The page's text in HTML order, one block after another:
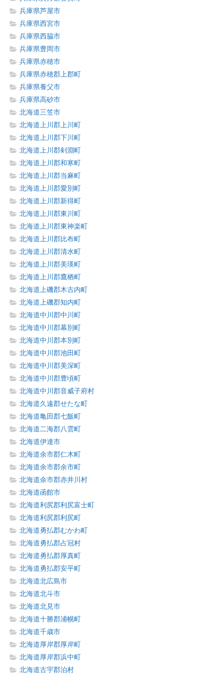
兵庫県芦屋市
兵庫県西宮市
兵庫県西脇市
兵庫県豊岡市
兵庫県赤穂市
兵庫県赤穂郡上郡町
兵庫県養父市
兵庫県高砂市
北海道三笠市
北海道上川郡上川町
北海道上川郡下川町
北海道上川郡剣淵町
北海道上川郡和寒町
北海道上川郡当麻町
北海道上川郡愛別町
北海道上川郡新得町
北海道上川郡東川町
北海道上川郡東神楽町
北海道上川郡比布町
北海道上川郡清水町
北海道上川郡美瑛町
北海道上川郡鷹栖町
北海道上磯郡木古内町
北海道上磯郡知内町
北海道中川郡中川町
北海道中川郡幕別町
北海道中川郡本別町
北海道中川郡池田町
北海道中川郡美深町
北海道中川郡豊頃町
北海道中川郡音威子府村
北海道久遠郡せたな町
北海道亀田郡七飯町
北海道二海郡八雲町
北海道伊達市
北海道余市郡仁木町
北海道余市郡余市町
北海道余市郡赤井川村
北海道函館市
北海道利尻郡利尻富士町
北海道利尻郡利尻町
北海道勇払郡むかわ町
北海道勇払郡占冠村
北海道勇払郡厚真町
北海道勇払郡安平町
北海道北広島市
北海道北斗市
北海道北見市
北海道十勝郡浦幌町
北海道千歳市
北海道厚岸郡厚岸町
北海道厚岸郡浜中町
北海道古宇郡泊村